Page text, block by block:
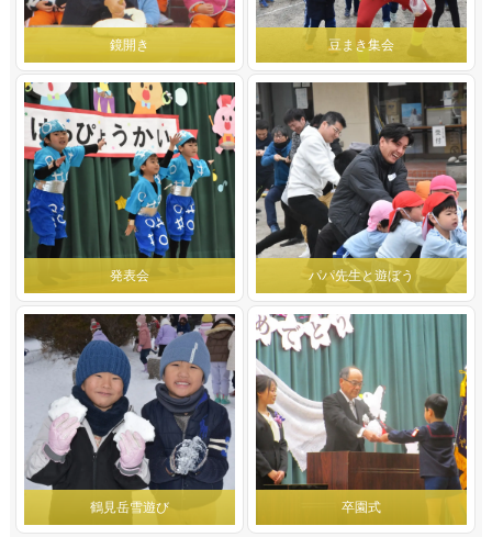
鏡開き 豆まき集会
発表会 パパ先生と遊ぼう
鶴見岳雪遊び 卒園式